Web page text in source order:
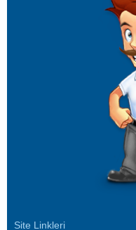
Site Linkleri